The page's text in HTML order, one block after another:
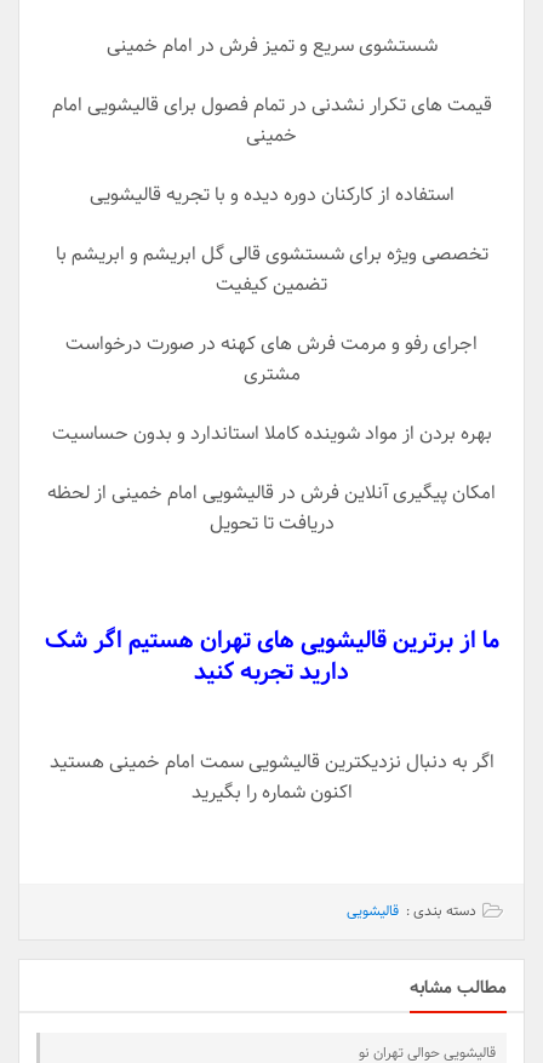
شستشوی سریع و تمیز فرش در امام خمینی
قیمت های تکرار نشدنی در تمام فصول برای قالیشویی امام
خمینی
استفاده از کارکنان دوره دیده و با تجریه قالیشویی
تخصصی ویژه برای شستشوی قالی گل ابریشم و ابریشم با
تضمین کیفیت
اجرای رفو و مرمت فرش های کهنه در صورت درخواست
مشتری
بهره بردن از مواد شوینده کاملا استاندارد و بدون حساسیت
امکان پیگیری آنلاین فرش در قالیشویی امام خمینی از لحظه
دریافت تا تحویل
ما از برترین قالیشویی های تهران هستیم اگر شک
دارید تجربه کنید
اگر به دنبال نزدیکترین قالیشویی سمت امام خمینی هستید
اکنون شماره را بگیرید
دسته بندی : قالیشویی
مطالب مشابه
قالیشویی حوالی تهران نو